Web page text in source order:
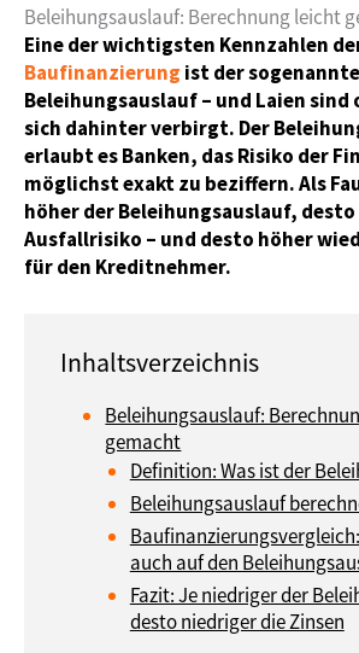
Beleihungsauslauf: Berechnung leicht
Eine der wichtigsten Kennzahlen
Baufinanzierung ist der sogenannte
Beleihungsauslauf – und Laien sind
sich dahinter verbirgt. Der
erlaubt es Banken, das Risiko der
möglichst exakt zu beziffern. Als
höher der Beleihungsauslauf,
Ausfallrisiko – und desto höher
für den Kreditnehmer.
Beleihungsauslauf:
gemacht
Definition: Was ist der
Beleihungsauslauf
auch auf den
Fazit: Je niedriger der
desto niedriger die Zinsen